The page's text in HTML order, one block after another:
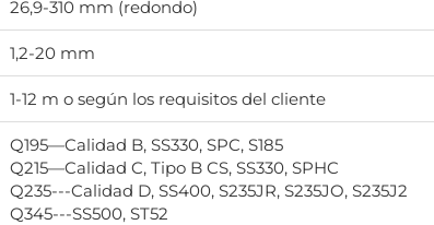
26,9-310 mm (redondo)
1,2-20 mm
1-12 m o según los requisitos del cliente
Q195—Calidad B, SS330, SPC, S185
Q215—Calidad C, Tipo B CS, SS330, SPHC
Q235---Calidad D, SS400, S235JR, S235JO, S235J2
Q345---SS500, ST52